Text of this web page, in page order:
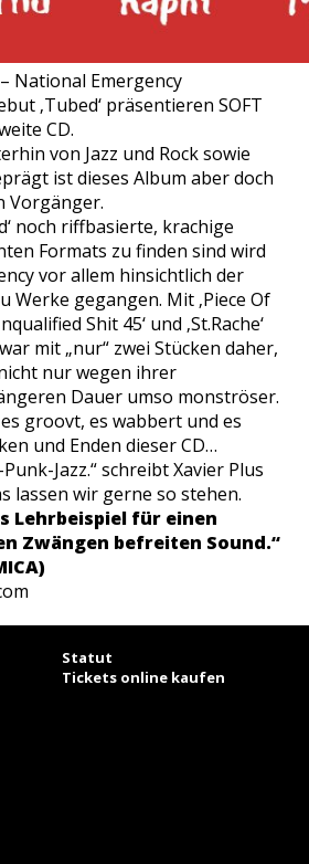
National Emergency
‚Tubed‘ präsentieren SOFT
CD.
von Jazz und Rock sowie
ist dieses Album aber doch
Vorgänger.
noch riffbasierte, krachige
Formats zu finden sind wird
vor allem hinsichtlich der
Werke gegangen. Mit ‚Piece Of
Shit 45‘ und ‚St.Rache‘
mit „nur“ zwei Stücken daher,
nur wegen ihrer
Dauer umso monströser.
groovt, es wabbert und es
und Enden dieser CD…
Jazz.“ schreibt Xavier Plus
lassen wir gerne so stehen.
Lehrbeispiel für einen
Zwängen befreiten Sound.“
Statut
Tickets online kaufen